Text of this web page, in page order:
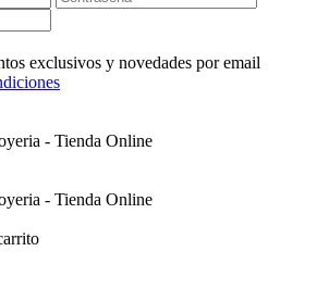
exclusivos y novedades por email